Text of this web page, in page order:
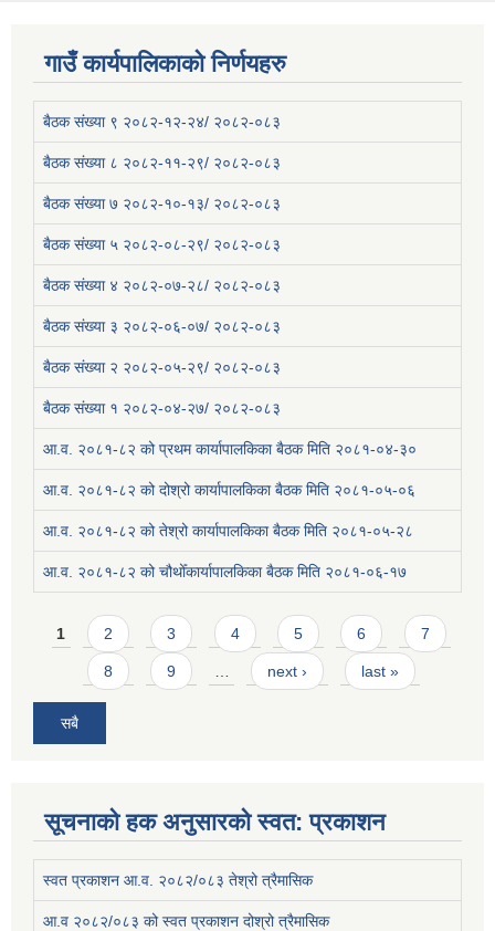
गाउँ कार्यपालिकाको निर्णयहरु
बैठक संख्या ९ २०८२-१२-२४/ २०८२-०८३
बैठक संख्या ८ २०८२-११-२९/ २०८२-०८३
बैठक संख्या ७ २०८२-१०-१३/ २०८२-०८३
बैठक संख्या ५ २०८२-०८-२९/ २०८२-०८३
बैठक संख्या ४ २०८२-०७-२८/ २०८२-०८३
बैठक संख्या ३ २०८२-०६-०७/ २०८२-०८३
बैठक संख्या २ २०८२-०५-२९/ २०८२-०८३
बैठक संख्या १ २०८२-०४-२७/ २०८२-०८३
आ.व. २०८१-८२ को प्रथम कार्यापालकिका बैठक मिति २०८१-०४-३०
आ.व. २०८१-८२ को दोश्रो कार्यापालकिका बैठक मिति २०८१-०५-०६
आ.व. २०८१-८२ को तेश्रो कार्यापालकिका बैठक मिति २०८१-०५-२८
आ.व. २०८१-८२ को चौथोँकार्यापालकिका बैठक मिति २०८१-०६-१७
Pages
1 2 3 4 5 6 7
8 9 next › last »
सबै
सूचनाको हक अनुसारको स्वत: प्रकाशन
स्वत प्रकाशन आ.व. २०८२/०८३ तेश्रो त्रैमासिक
आ.व २०८२/०८३ को स्वत प्रकाशन दोश्रो त्रैमासिक